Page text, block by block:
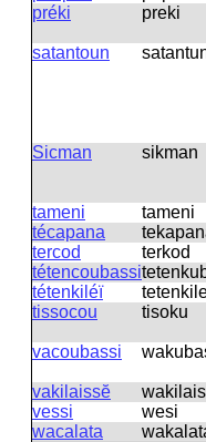
préki
preki
satantoun
Sicman
sikman
tameni
tameni
técapana
tercod
terkod
tétencoubassi
tétenkiléï
tissocou
tisoku
vacoubassi
vakilaissĕ
wakilais
vessi
wesi
wacalata